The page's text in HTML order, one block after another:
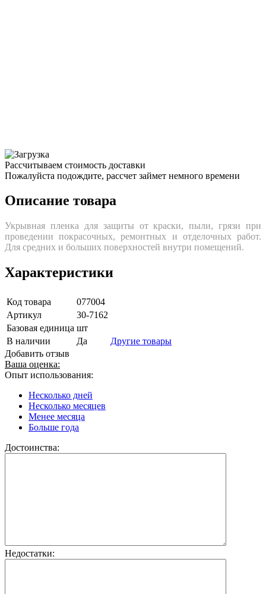
Рассчитываем стоимость доставки
Пожалуйста подождите, рассчет займет немного времени
Описание товара
Укрывная пленка для защиты от кpаски, пыли, грязи при
проведении покpасочных, ремонтных и отделочных работ.
Для средних и больших поверхностей внутри помещений.
Характеристики
Код товара
077004
Артикул
30-7162
Базовая единица шт
В наличии
Да
Другие товары
Добавить отзыв
Ваша оценка:
Опыт использования:
Несколько дней
Несколько месяцев
Менее месяца
Больше года
Достоинства:
Недостатки: